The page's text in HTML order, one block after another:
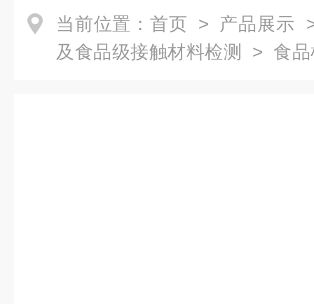
当前位置： 首页 > 产品展示
及食品级接触材料检测
> 食